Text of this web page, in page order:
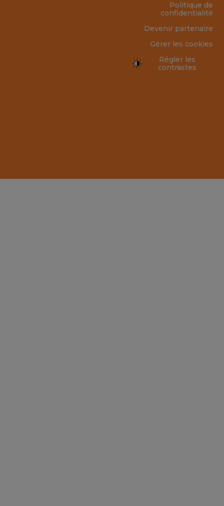
Politique de
confidentialité
Devenir partenaire
Gérer les cookies
Régler les
contrastes